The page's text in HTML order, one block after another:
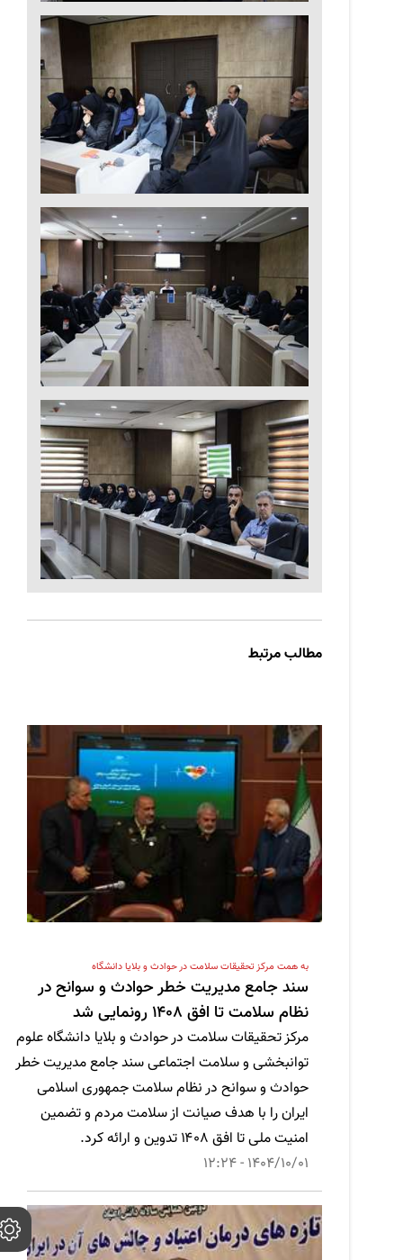
مطالب مرتبط
به همت مرکز تحقیقات سلامت در حوادث و بلایا دانشگاه
سند جامع مدیریت خطر حوادث و سوانح در
نظام سلامت تا افق ۱۴۰۸ رونمایی شد
مرکز تحقیقات سلامت در حوادث و بلایا دانشگاه علوم
توانبخشی و سلامت اجتماعی سند جامع مدیریت خطر
حوادث و سوانح در نظام سلامت جمهوری اسلامی
ایران را با هدف صیانت از سلامت مردم و تضمین
امنیت ملی تا افق ۱۴۰۸ تدوین و ارائه کرد.
1404/10/01 - 12:24